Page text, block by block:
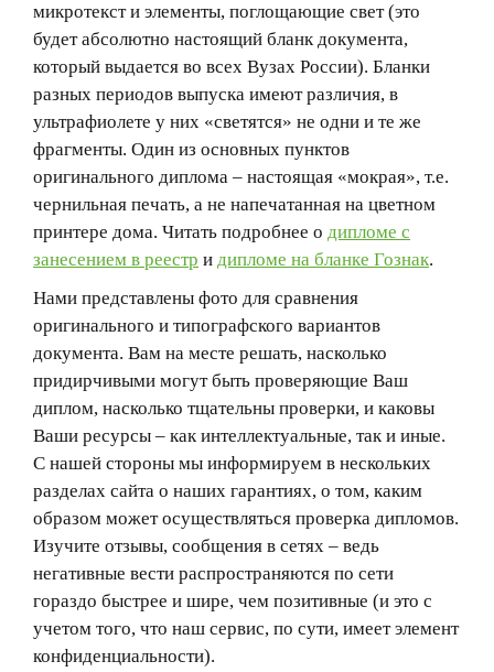
микротекст и элементы, поглощающие свет (это
будет абсолютно настоящий бланк документа,
который выдается во всех Вузах России). Бланки
разных периодов выпуска имеют различия, в
ультрафиолете у них «светятся» не одни и те же
фрагменты. Один из основных пунктов
оригинального диплома – настоящая «мокрая», т.е.
чернильная печать, а не напечатанная на цветном
принтере дома. Читать подробнее о дипломе с
занесением в реестр и дипломе на бланке Гознак.
Нами представлены фото для сравнения
оригинального и типографского вариантов
документа. Вам на месте решать, насколько
придирчивыми могут быть проверяющие Ваш
диплом, насколько тщательны проверки, и каковы
Ваши ресурсы – как интеллектуальные, так и иные.
С нашей стороны мы информируем в нескольких
разделах сайта о наших гарантиях, о том, каким
образом может осуществляться проверка дипломов.
Изучите отзывы, сообщения в сетях – ведь
негативные вести распространяются по сети
гораздо быстрее и шире, чем позитивные (и это с
учетом того, что наш сервис, по сути, имеет элемент
конфиденциальности).